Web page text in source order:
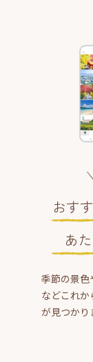
おす
あ
季節の景色
などこれ
が見つか